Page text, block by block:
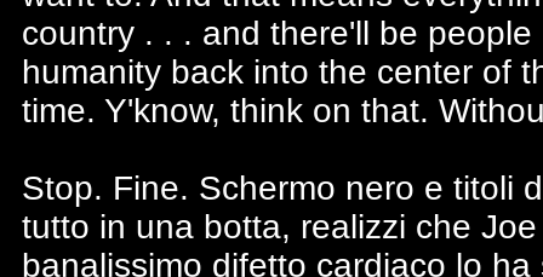
country . . . and there'll be
humanity back into the center of
time. Y'know, think on that.
Stop. Fine. Schermo nero e titoli
tutto in una botta, realizzi che
banalissimo difetto cardiaco lo